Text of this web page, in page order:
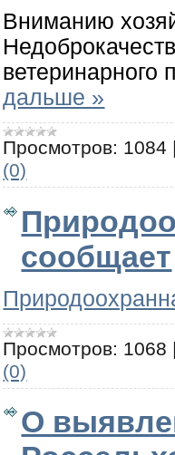
Вниманию
ветеринарного
дальше »
Просмотров: 1084
(0)
сообщает
Просмотров: 1068
(0)
О